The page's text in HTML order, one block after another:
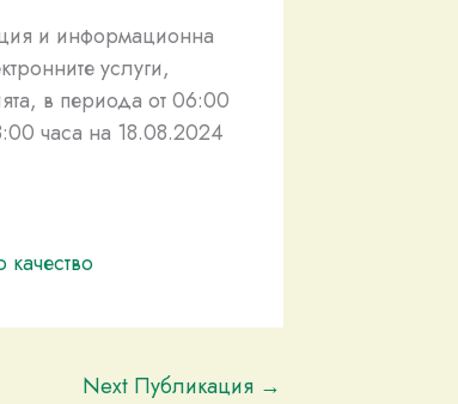
и информационна
услуги,
в периода от 06:00
часа на 18.08.2024
Next Публикация →